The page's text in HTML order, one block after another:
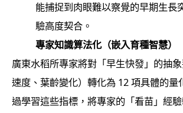
能捕捉到肉眼難以察覺的早期生長
驗高度契合。
專家知識算法化（嵌入育種智慧）
廣東水稻所專家將對「早生快發」的抽
速度、葉齡變化）轉化為 12 項具體的量
過學習這些指標，將專家的「看苗」經